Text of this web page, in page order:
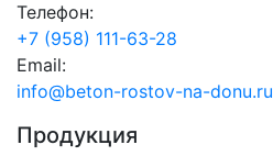
Телефон:
+7 (958) 111-63-28
Email:
info@beton-rostov-na-donu.ru
Продукция